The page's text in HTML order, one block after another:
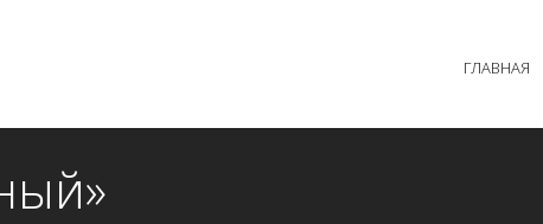
mail@institutsmolnyj.ru
ГЛАВНАЯ